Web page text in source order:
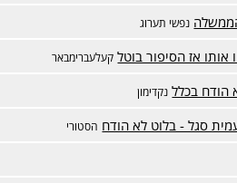
נפשי תערוג
אז הסיפור בוטל קעלעברימבאר
הודח בכלל נקדימון
סגל - בלוט לא הודח הסטורי